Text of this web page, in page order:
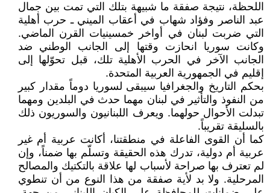
اللحظة، نتيجة صفقة ما شبيهة بتلك التي تمت بين جمال
عبد الناصر وفؤاد شهاب في أعقاب الميني ـ حرب أهلية
التي ضربت لبنان في أواخر خمسينيات القرن الماضي.
وكانت سوريا انحازت وقتها إلى الجانب الوطني ضد
الجانب الآخر في الحرب الأهلية تلك، قبل تحوّلها إلى
إقليم في الجمهورية العربية المتحدة.
بحكم التاريخ والجغرافيا سيبقى لسوريا دوماً مقدار كبير
من النفوذ والتأثير في لبنان مهما حدث في البلدين ومهما
تبدلت الأحوال حولهما. ويعرف اللبنانيون والسوريون ذلك
بالسليقة تقريباً.
كما أن القوى الفاعلة في منطقتنا، أكانت عربية أم غير
عربية أم دولية، تدرك هذه الحقيقة وتسلّم بها ضمناً، وإن
لم تعترف بها صراحة لأسباب لها علاقة بالتكتيك والمصالح
المرحلية. ولا بد لأية صفقة من هذا النوع من أن تنطوي